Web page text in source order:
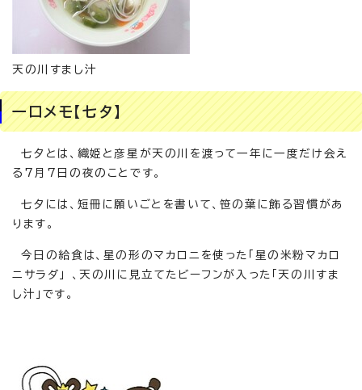
天の川すまし汁
一口メモ【七夕】
七夕とは、織姫と彦星が天の川を渡って一年に一度だけ会え
る7月7日の夜のことです。
七夕には、短冊に願いごとを書いて、笹の葉に飾る習慣があ
ります。
今日の給食は、星の形のマカロニを使った「星の米粉マカロ
ニサラダ」 、天の川に見立てたビーフンが入った「天の川すま
し汁」です。